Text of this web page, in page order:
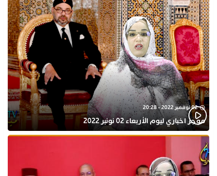
02 نوفمبر 2022 - 20:28
موجز اخباري ليوم الأربعاء 02 نونبر 2022